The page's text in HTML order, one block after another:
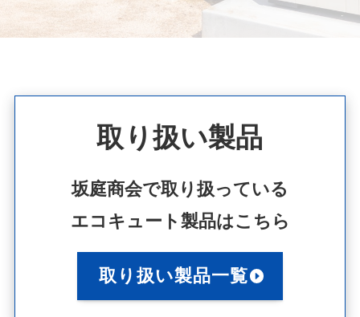
取り扱い製品
坂庭商会で取り扱っている
エコキュート製品はこちら
取り扱い製品一覧